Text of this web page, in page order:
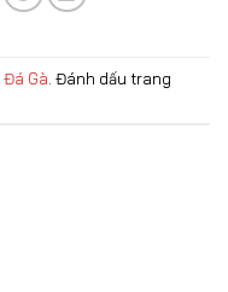
Đá Gà . Đánh dấu trang